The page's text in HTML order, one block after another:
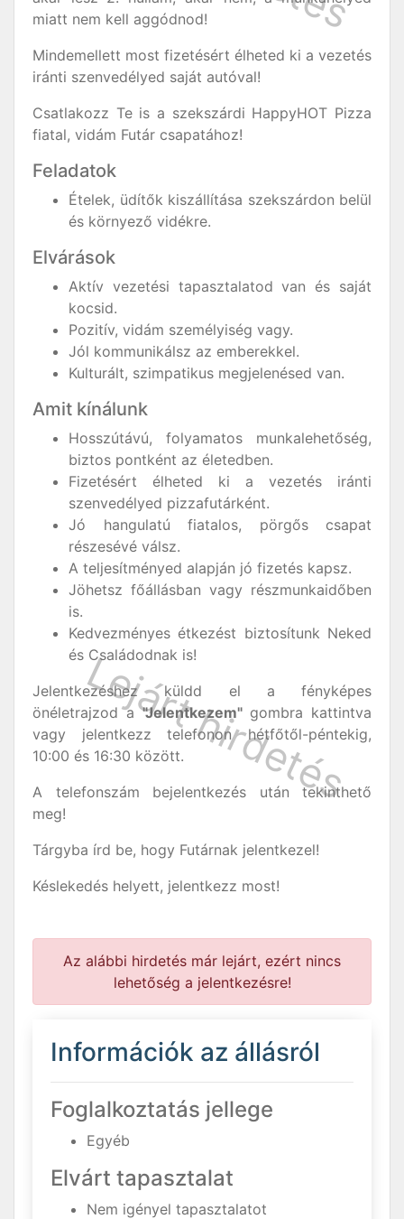
miatt nem kell aggódnod!
Mindemellett most fizetésért élheted ki a vezetés
iránti szenvedélyed saját autóval!
Csatlakozz Te is a szekszárdi HappyHOT Pizza
fiatal, vidám Futár csapatához!
Feladatok
Ételek, üdítők kiszállítása szekszárdon belül
és környező vidékre.
Elvárások
Aktív vezetési tapasztalatod van és saját
kocsid.
Pozitív, vidám személyiség vagy.
Jól kommunikálsz az emberekkel.
Kulturált, szimpatikus megjelenésed van.
Amit kínálunk
Hosszútávú, folyamatos munkalehetőség,
biztos pontként az életedben.
Fizetésért élheted ki a vezetés iránti
szenvedélyed pizzafutárként.
Jó hangulatú fiatalos, pörgős csapat
részesévé válsz.
A teljesítményed alapján jó fizetés kapsz.
Jöhetsz főállásban vagy részmunkaidőben
is.
Kedvezményes étkezést biztosítunk Neked
és Családodnak is!
Jelentkezéshez küldd el a fényképes
önéletrajzod a"Jelentkezem" gombra kattintva
vagy jelentkezz telefonon hétfőtől-péntekig,
10:00 és 16:30 között.
A telefonszám bejelentkezés után tekinthető
meg!
Tárgyba írd be, hogy Futárnak jelentkezel!
Késlekedés helyett, jelentkezz most!
Az alábbi hirdetés már lejárt, ezért nincs
lehetőség a jelentkezésre!
Információk az állásról
Foglalkoztatás jellege
Egyéb
Elvárt tapasztalat
Nem igényel tapasztalatot